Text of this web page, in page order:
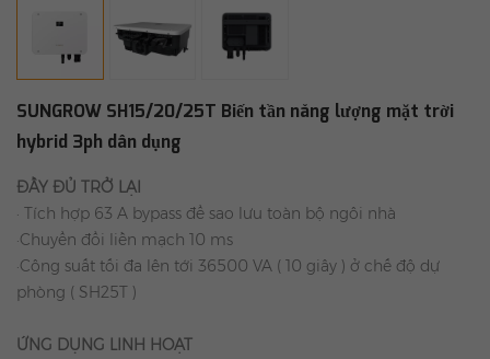
SUNGROW SH15/20/25T Biến tần năng lượng mặt trời
hybrid 3ph dân dụng
ĐẦY ĐỦ TRỞ LẠI
· Tích hợp 63 A bypass để sao lưu toàn bộ ngôi nhà
·Chuyển đổi liền mạch 10 ms
·Công suất tối đa lên tới 36500 VA ( 10 giây ) ở chế độ dự
phòng ( SH25T )
ỨNG DỤNG LINH HOẠT